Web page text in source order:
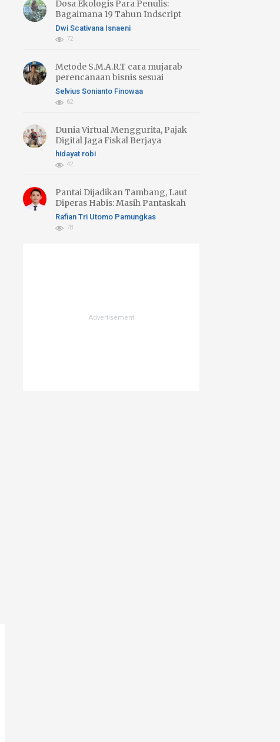
Dosa Ekologis Para Penulis:
Bagaimana 19 Tahun Indscript
Creative Menebusnya Lewat
Literasi Hijau
Dwi Scativana Isnaeni
72
Metode S.M.A.R.T cara mujarab
perencanaan bisnis sesuai
"Target"
Selvius Sonianto Finowaa
62
Dunia Virtual Menggurita, Pajak
Digital Jaga Fiskal Berjaya
hidayat robi
42
Pantai Dijadikan Tambang, Laut
Diperas Habis: Masih Pantaskah
Kita Bicara Blue Economy atau
Blue Trust Exlpoitation??
Rafian Tri Utomo Pamungkas
78